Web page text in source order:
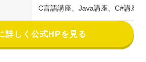
C言語講座、Java講座、C#講座
詳しく公式HPを見る